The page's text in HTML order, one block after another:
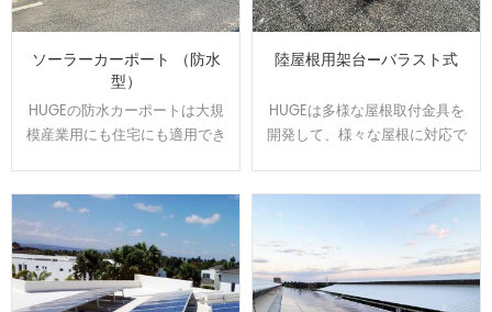
ソーラーカーポート （防水
型）
HUGEの防水カーポートは大規
模産業用にも住宅にも適用でき
になります。太陽光の発電力を
維持しながら、雨の日の水漏れ
に悩む事もなくなります。
陸屋根用架台—バラスト式
HUGEは多様な屋根取付金具を
開発して、様々な屋根に対応で
計、製造可能です。効率よく、
施工性に優れた架台です。